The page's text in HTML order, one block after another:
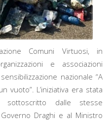
Comuni Virtuosi, in
e associazioni
nazionale “A
vuoto”. L’iniziativa era stata
dalle stesse
Draghi e al Ministro